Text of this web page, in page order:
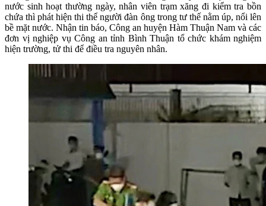
nước sinh hoạt thường ngày, nhân viên trạm xăng đi kiểm tra bồn
chứa thì phát hiện thi thể người đàn ông trong tư thế nằm úp, nổi lên
bề mặt nước. Nhận tin báo, Công an huyện Hàm Thuận Nam và các
đơn vị nghiệp vụ Công an tỉnh Bình Thuận tổ chức khám nghiệm
hiện trường, tử thi để điều tra nguyên nhân.